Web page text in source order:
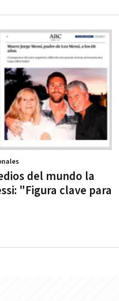
del mundo la
"Figura clave para